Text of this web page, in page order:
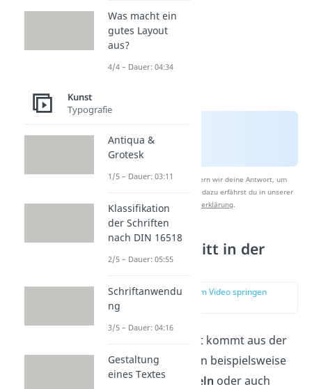
Nach Beantwortung speichern wir deine Antwort, um
Studyflix zu verbessern. Mehr dazu erfährst du in unserer
Datenschutzerklärung.
Goldener Schnitt in der
Natur
zur Stelle im Video springen
Der Goldene Schnitt kommt aus der
Natur. Du findest ihn beispielsweise
inPflanzen,Muscheln oder auch
Was macht ein
gutes Layout
aus?
4/4 – Dauer: 04:34
Kunst
Typografie
Antiqua &
Grotesk
1/5 – Dauer: 03:11
Klassifikation
der Schriften
nach DIN 16518
2/5 – Dauer: 05:55
Schriftanwendu
ng
3/5 – Dauer: 04:16
Gestaltung
eines Textes